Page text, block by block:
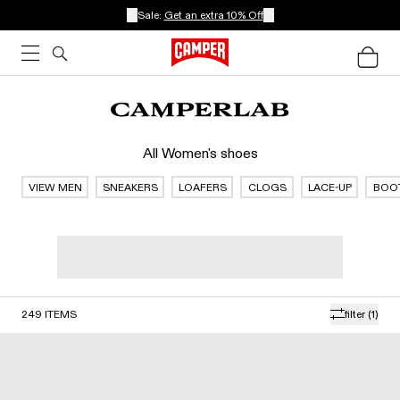
Sale: Get an extra 10% Off
All Women's shoes
VIEW MEN SNEAKERS LOAFERS CLOGS LACE-UP
filter (1)
249 ITEMS